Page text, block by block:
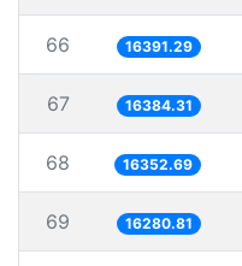
66 16391.29
67 16384.31
68 16352.69
69 16280.81